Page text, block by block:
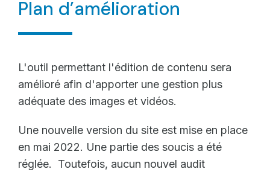
Plan d’amélioration
L'outil permettant l'édition de contenu sera
amélioré afin d'apporter une gestion plus
adéquate des images et vidéos.
Une nouvelle version du site est mise en place
en mai 2022. Une partie des soucis a été
réglée. Toutefois, aucun nouvel audit